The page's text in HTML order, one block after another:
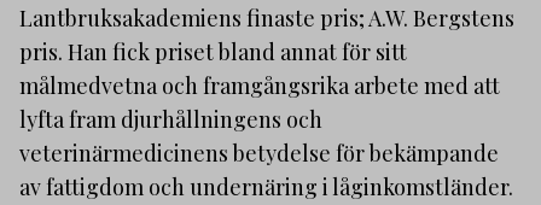
Lantbruksakademiens finaste pris; A.W. Bergstens
pris. Han fick priset bland annat för sitt
målmedvetna och framgångsrika arbete med att
lyfta fram djurhållningens och
veterinärmedicinens betydelse för bekämpande
av fattigdom och undernäring i låginkomstländer.